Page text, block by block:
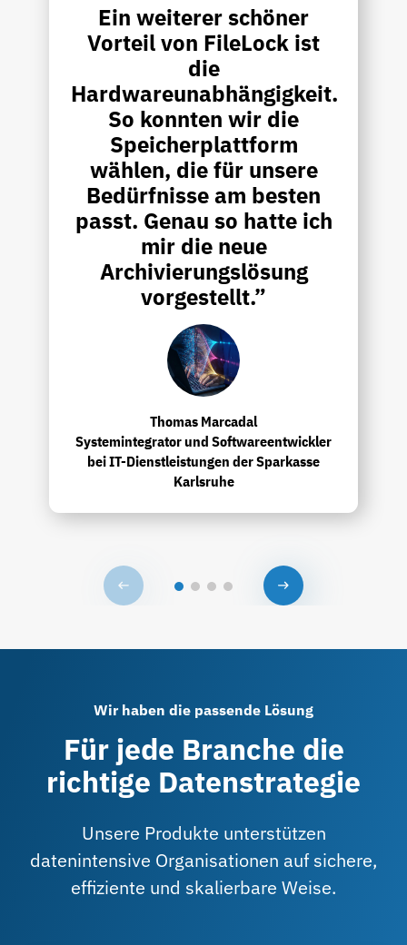
Ein weiterer schöner
Vorteil von FileLock ist
die
Hardwareunabhängigkeit.
So konnten wir die
Speicherplattform
wählen, die für unsere
Bedürfnisse am besten
passt. Genau so hatte ich
mir die neue
Archivierungslösung
vorgestellt.”
Thomas Marcadal
Systemintegrator und Softwareentwickler
bei IT-Dienstleistungen der Sparkasse
Karlsruhe
Wir haben die passende Lösung
Für jede Branche die
richtige Datenstrategie
Unsere Produkte unterstützen
datenintensive Organisationen auf sichere,
effiziente und skalierbare Weise.